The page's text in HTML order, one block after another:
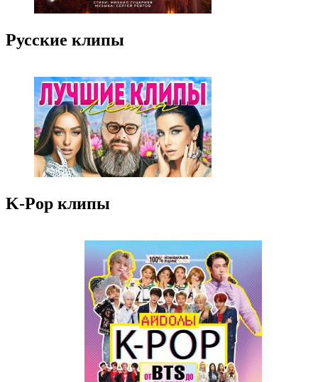
Русские клипы
K-Pop клипы